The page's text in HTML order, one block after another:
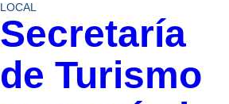
LOCAL
Secretaría
de Turismo